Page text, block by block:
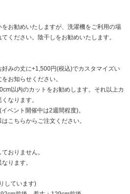
お勧めいたしますが、洗濯機をご利用の場
ください。陰干しをお勧めいたします。
みの丈に+1,500円(税込)でカスタマイズい
お知らせください。
以内のカットをお勧めします。それ以上カ
なります。
ベント開催中は2週間程度)。
こちらからご注文ください。
おりません。
ります。
しています)